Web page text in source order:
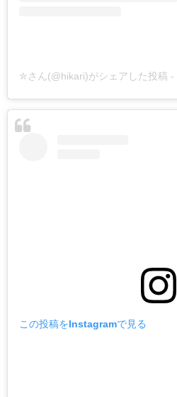
✮さん(@hikari)がシェアした投稿 -
この投稿をInstagramで見る